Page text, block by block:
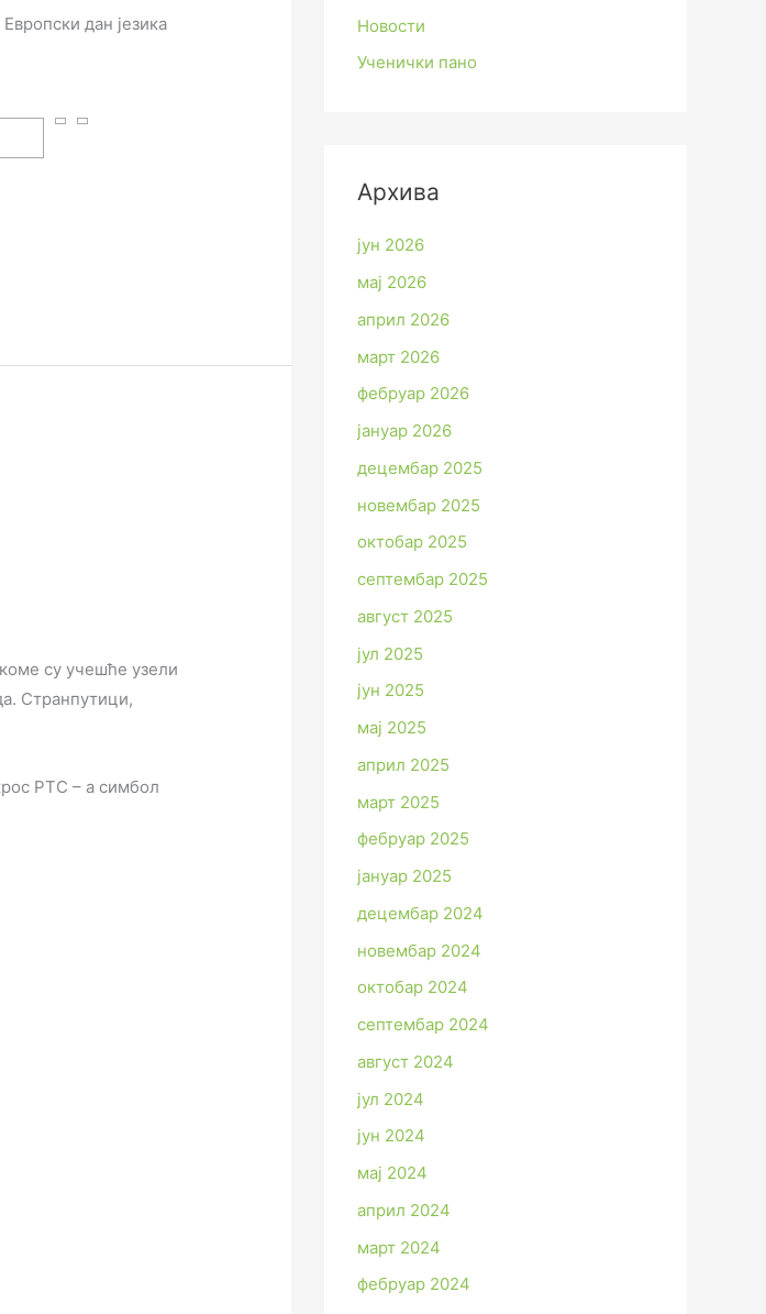
дан језика
су учешће узели
Странпутици,
РТС – а симбол
Новости
Ученички пано
Архива
јун 2026
мај 2026
април 2026
март 2026
фебруар 2026
јануар 2026
децембар 2025
новембар 2025
октобар 2025
септембар 2025
август 2025
јул 2025
јун 2025
мај 2025
април 2025
март 2025
фебруар 2025
јануар 2025
децембар 2024
новембар 2024
октобар 2024
септембар 2024
август 2024
јул 2024
јун 2024
мај 2024
април 2024
март 2024
фебруар 2024